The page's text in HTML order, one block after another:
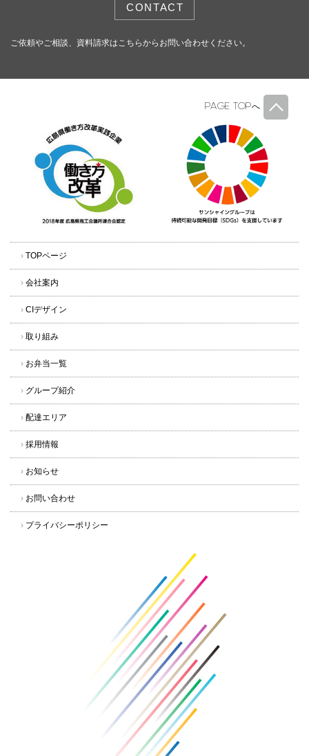
CONTACT
ご依頼やご相談、資料請求はこちらからお問い合わせください。
PAGE TOPへ
› TOPページ
› 会社案内
› CIデザイン
› 取り組み
› お弁当一覧
› グループ紹介
› 配達エリア
› 採用情報
› お知らせ
› お問い合わせ
› プライバシーポリシー